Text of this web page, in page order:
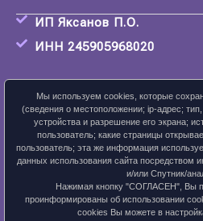
ИП Яксанов П.О.
ИНН 245905968020
Скачать карточку
ПОЛИТИКА
2026 © ЛАНСАЙТ
Мы используем cookies, которые
(сведения о местоположении; ip-адрес;
устройства и разрешение его экрана;
пользователь; какие страницы
пользователь; эта же информация
данных использования сайта посредством
и/или Спутник/
Нажимая кнопку "СОГЛАСЕН", Вы
проинформированы об использовании
cookies Вы можете в